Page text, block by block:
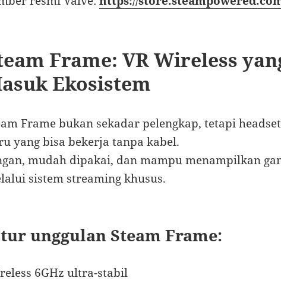
Frame: VR Wireless
Ekosistem
Frame bukan sekadar pelengkap, tetapi
yang bisa bekerja tanpa kabel.
mudah dipakai, dan mampu menampilkan
sistem streaming khusus.
unggulan Steam Frame:
6GHz ultra-stabil